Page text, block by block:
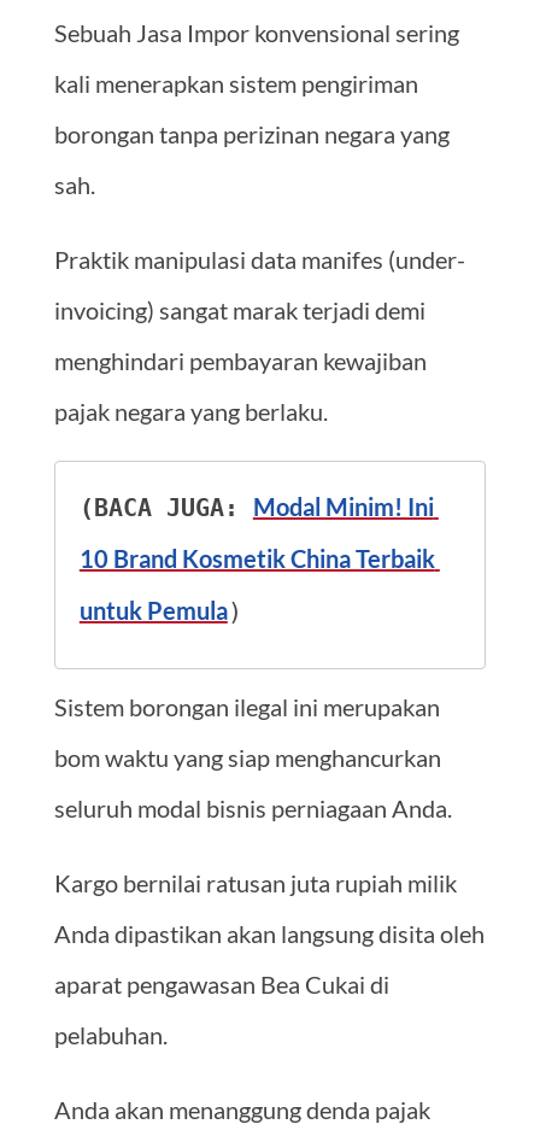
Sebuah Jasa Impor konvensional sering
kali menerapkan sistem pengiriman
borongan tanpa perizinan negara yang
sah.
Praktik manipulasi data manifes (under-
invoicing) sangat marak terjadi demi
menghindari pembayaran kewajiban
pajak negara yang berlaku.
(BACA JUGA: Modal Minim! Ini
10 Brand Kosmetik China Terbaik
untuk Pemula)
Sistem borongan ilegal ini merupakan
bom waktu yang siap menghancurkan
seluruh modal bisnis perniagaan Anda.
Kargo bernilai ratusan juta rupiah milik
Anda dipastikan akan langsung disita oleh
aparat pengawasan Bea Cukai di
pelabuhan.
Anda akan menanggung denda pajak